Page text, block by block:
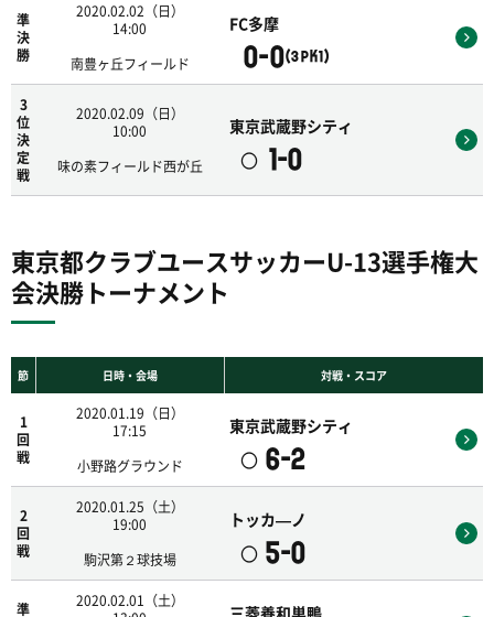
準
決
勝
2020.02.02（日）
14:00
南豊ヶ丘フィールド
FC多摩
0-0(3PK1)
3
位
決
定
戦
2020.02.09（日）
10:00
味の素フィールド西が丘
東京武蔵野シティ
〇 1-0
東京都クラブユースサッカーU-13選手権大
会決勝トーナメント
節 日時・会場 対戦・スコア
1
回
戦
2020.01.19（日）
17:15
小野路グラウンド
東京武蔵野シティ
〇 6-2
2
回
戦
2020.01.25（土）
19:00
駒沢第２球技場
トッカ—ノ
〇 5-0
準
2020.02.01（土）